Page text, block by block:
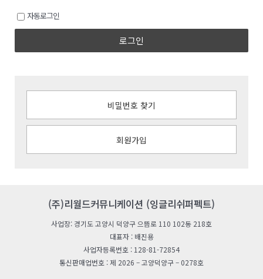
자동로그인
로그인
비밀번호 찾기
회원가입
(주)리월드커뮤니케이션 (잉글리쉬퍼펙트)
사업장: 경기도 고양시 덕양구 으뜸로 110 102동 218호
대표자 : 배진용
사업자등록번호 : 128-81-72854
통신판매업번호 : 제 2026 – 고양덕양구 – 0278호